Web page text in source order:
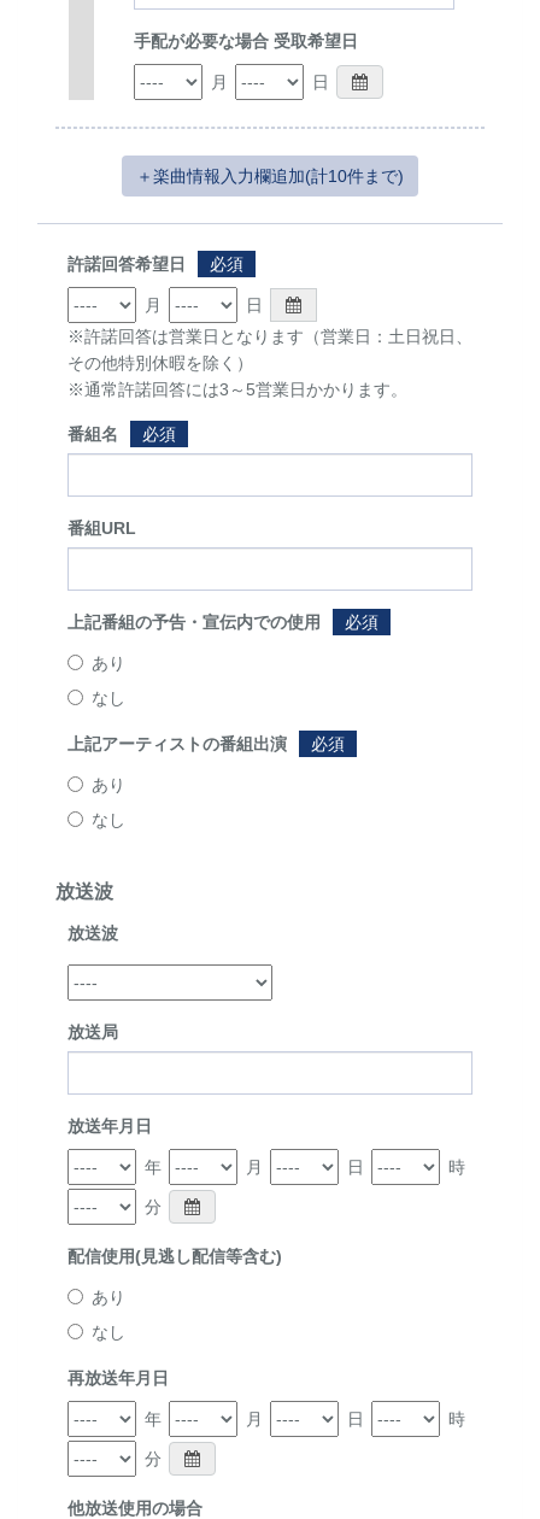
手配が必要な場合 受取希望日
月 日
＋楽曲情報入力欄追加(計10件まで)
許諾回答希望日 必須
月
日
※許諾回答は営業日となります（営業日：土日祝日、
その他特別休暇を除く）
※通常許諾回答には3～5営業日かかります。
番組名 必須
番組URL
上記番組の予告・宣伝内での使用 必須
あり
なし
上記アーティストの番組出演 必須
あり
なし
放送波
放送波
放送局
放送年月日
年 月 日 時
分
配信使用(見逃し配信等含む)
あり
なし
再放送年月日
年 月 日 時
分
他放送使用の場合